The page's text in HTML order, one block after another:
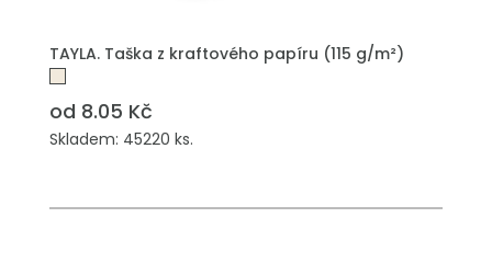
TAYLA. Taška z kraftového papíru (115 g/m²)
od 8.05 Kč
Skladem: 45220 ks.